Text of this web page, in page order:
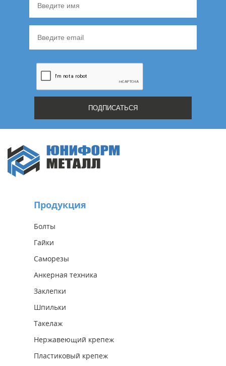
Продукция
Болты
Гайки
Саморезы
Анкерная техника
Заклепки
Шпильки
Такелаж
Нержавеющий крепеж
Пластиковый крепеж